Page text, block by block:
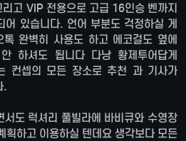
고 VIP 전용으로 고급 16인승 벤까지
어 있습니다. 언어 부분도 걱정하실 게
완벽히 사용도 하고 에코걸도 옆에
하셔도 됩니다 다낭 황제투어답게
컨셉의 모든 장소로 추천 과 기사가
.
도 럭셔리 풀빌라에 바비큐와 수영장
획하고 이용하실 텐데요 생각보다 모든